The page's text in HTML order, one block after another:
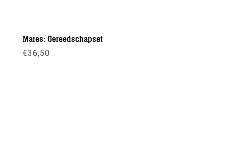
Mares: Gereedschapset
€36,50